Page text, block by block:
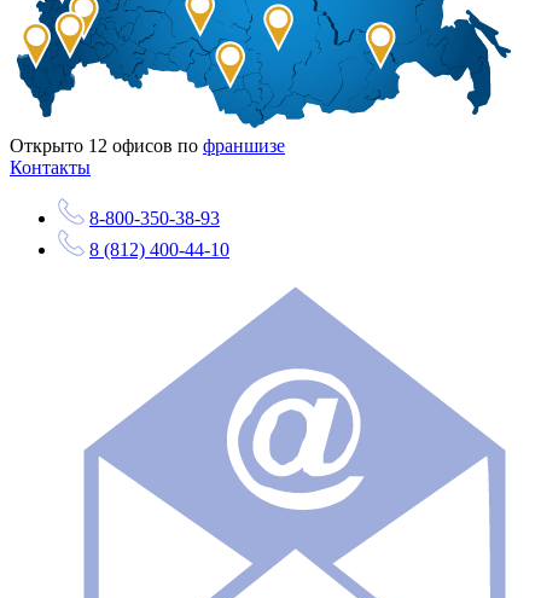
Открыто 12 офисов по франшизе
Контакты
8-800-350-38-93
8 (812) 400-44-10